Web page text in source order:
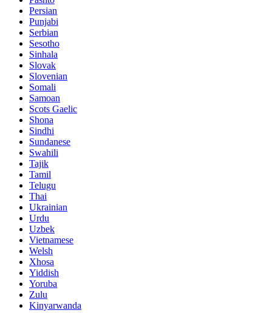
Persian
Punjabi
Serbian
Sesotho
Sinhala
Slovak
Slovenian
Somali
Samoan
Scots Gaelic
Shona
Sindhi
Sundanese
Swahili
Tajik
Tamil
Telugu
Thai
Ukrainian
Urdu
Uzbek
Vietnamese
Welsh
Xhosa
Yiddish
Yoruba
Zulu
Kinyarwanda